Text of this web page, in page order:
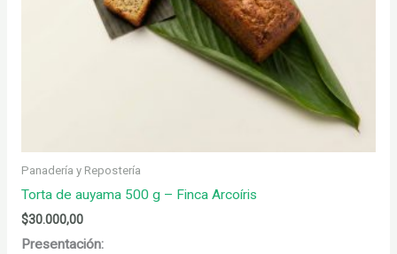
Panadería y Repostería
Torta de auyama 500 g – Finca Arcoíris
$30.000,00
Presentación: